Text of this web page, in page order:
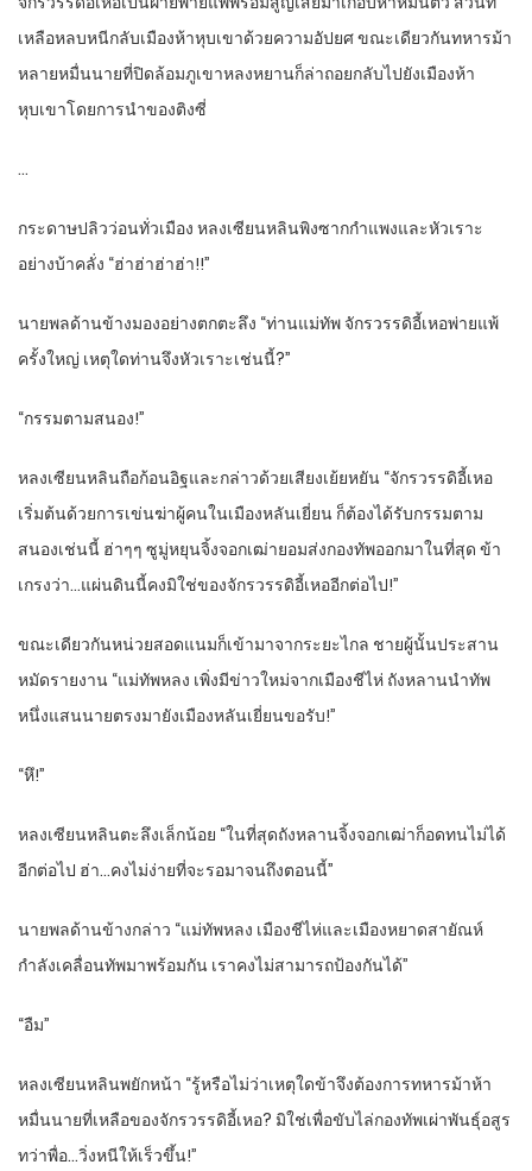
เหลือหลบหนีกลับเมืองห้าหุบเขาด้วยความอัปยศ ขณะเดียวกันทหารม้า
หลายหมื่นนายที่ปิดล้อมภูเขาหลงหยานก็ล่าถอยกลับไปยังเมืองห้า
หุบเขาโดยการนำของติงซี่
…
กระดาษปลิวว่อนทั่วเมือง หลงเซียนหลินพิงซากกำแพงและหัวเราะ
อย่างบ้าคลั่ง “ฮ่าฮ่าฮ่าฮ่า!!”
นายพลด้านข้างมองอย่างตกตะลึง “ท่านแม่ทัพ จักรวรรดิอี้เหอพ่ายแพ้
ครั้งใหญ่ เหตุใดท่านจึงหัวเราะเช่นนี้?”
“กรรมตามสนอง!”
หลงเซียนหลินถือก้อนอิฐและกล่าวด้วยเสียงเย้ยหยัน “จักรวรรดิอี้เหอ
เริ่มต้นด้วยการเข่นฆ่าผู้คนในเมืองหลันเยี่ยน ก็ต้องได้รับกรรมตาม
สนองเช่นนี้ ฮ่าๆๆ ซูมู่หยุนจิ้งจอกเฒ่ายอมส่งกองทัพออกมาในที่สุด ข้า
เกรงว่า…แผ่นดินนี้คงมิใช่ของจักรวรรดิอี้เหออีกต่อไป!”
ขณะเดียวกันหน่วยสอดแนมก็เข้ามาจากระยะไกล ชายผู้นั้นประสาน
หมัดรายงาน “แม่ทัพหลง เพิ่งมีข่าวใหม่จากเมืองชีไห่ ถังหลานนำทัพ
หนึ่งแสนนายตรงมายังเมืองหลันเยี่ยนขอรับ!”
“หึ!”
หลงเซียนหลินตะลึงเล็กน้อย “ในที่สุดถังหลานจิ้งจอกเฒ่าก็อดทนไม่ได้
อีกต่อไป ฮ่า…คงไม่ง่ายที่จะรอมาจนถึงตอนนี้”
นายพลด้านข้างกล่าว “แม่ทัพหลง เมืองชีไห่และเมืองหยาดสายัณห์
กำลังเคลื่อนทัพมาพร้อมกัน เราคงไม่สามารถป้องกันได้”
“อืม”
หลงเซียนหลินพยักหน้า “รู้หรือไม่ว่าเหตุใดข้าจึงต้องการทหารม้าห้า
หมื่นนายที่เหลือของจักรวรรดิอี้เหอ? มิใช่เพื่อขับไล่กองทัพเผ่าพันธุ์อสูร
ทว่าพื่อ…วิ่งหนีให้เร็วขึ้น!”